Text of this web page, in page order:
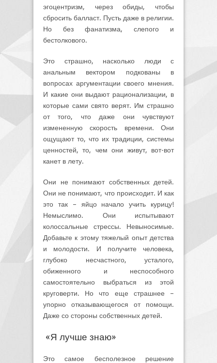
эгоцентризм, через обиды, чтобы
сбросить балласт. Пусть даже в религии.
Но без фанатизма, слепого и
бестолкового.
Это страшно, насколько люди с
анальным вектором подкованы в
вопросах аргументации своего мнения.
И какие они выдают рационализации, в
которые сами свято верят. Им страшно
от того, что даже они чувствуют
измененную скорость времени. Они
ощущают то, что их традиции, системы
ценностей, то, чем они живут, вот-вот
канет в лету.
Они не понимают собственных детей.
Они не понимают, что происходит. И как
это так – яйцо начало учить курицу!
Немыслимо. Они испытывают
колоссальные стрессы. Невыносимые.
Добавьте к этому тяжелый опыт детства
и молодости. И получите человека,
глубоко несчастного, усталого,
обиженного и неспособного
самостоятельно выбраться из этой
круговерти. Но что еще страшнее –
упорно отказывающегося от помощи.
Даже со стороны собственных детей.
«Я лучше знаю»
Это самое бесполезное решение